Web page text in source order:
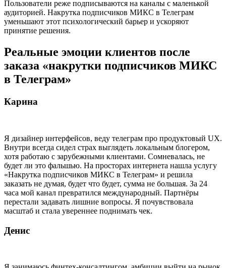
Пользователи реже подписываются на каналы с маленькой
аудиторией. Накрутка подписчиков МИКС в Телеграм
уменьшают этот психологический барьер и ускоряют
принятие решения.
Реальные эмоции клиентов после
заказа «накрутки подписчиков МИКС
в Телеграм»
Карина
Я дизайнер интерфейсов, веду телеграм про продуктовый UX.
Внутри всегда сидел страх выглядеть локальным блогером,
хотя работаю с зарубежными клиентами. Сомневалась, не
будет ли это фальшью. На просторах интернета нашла услугу
«Накрутка подписчиков МИКС в Телеграм» и решила
заказать не думая, будет что будет, сумма не большая. За 24
часа мой канал превратился международный. Партнёры
перестали задавать лишние вопросы. Я почувствовала
масштаб и стала увереннее поднимать чек.
Денис